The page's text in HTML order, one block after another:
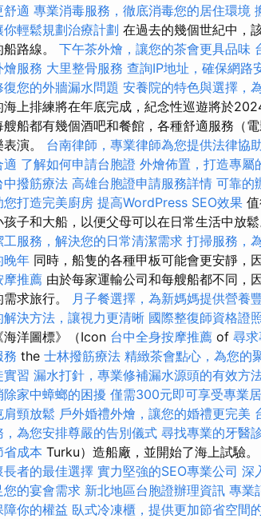
舒適 專業消毒服務，徹底消毒您的居住環境
你輕鬆規劃治療計劃 在過去的幾個世紀中，
船路線。 下午茶外燴，讓您的茶會更具品味
燴服務 大里整骨服務 查詢IP地址，確保網路
復您的外牆漏水問題 安養院的特色與選擇，
海上排練將在年底完成，紀念性巡遊將於
艘船都有幾個酒吧和餐館，各種舒適服務（
表演。 台南律師，專業律師為您提供法律協
適 了解如何申請台胞證 外燴佈置，打造專屬
中撥筋療法 高雄台胞證申請服務詳情 可靠的
您打造完美廚房 提高WordPress SEO效果
孩子和大船，以便父母可以在日常生活中放鬆
工服務，解決您的日常清潔需求 打掃服務，
晚年 同時，船隻的各種甲板可能會更安靜，
摩推薦 由於每家運輸公司和每艘船都不同，
需求旅行。
月子餐選擇，為新媽媽提供營養
解決方法，讓視力更清晰 國際整復師資格證
海洋圖標》（Icon 台中全身按摩推薦 of 尋
務 the 士林撥筋療法 精緻茶會點心，為您的
實習 漏水打針，專業修補漏水源頭的有效方
除家中蟑螂的困擾 僅需300元即可享受專業
肩頸放鬆 戶外婚禮外燴，讓您的婚禮更完美
，為您安排尊嚴的告別儀式 尋找專業的牙醫
省成本 Turku）造船廠，並開始了海上試驗
長者的最佳選擇 實力堅強的SEO專業公司 深
您的宴會需求 新北地區台胞證辦理資訊 專業
障你的權益 臥式冷凍櫃，提供更加節省空間